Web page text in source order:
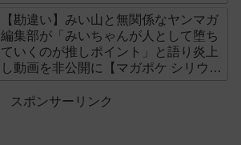
【勘違い】みい山と無関係なヤンマガ
編集部が「みいちゃんが人として堕ち
ていくのが推しポイント」と語り炎上
し動画を非公開に【マガポケ シリウ
スポンサーリンク